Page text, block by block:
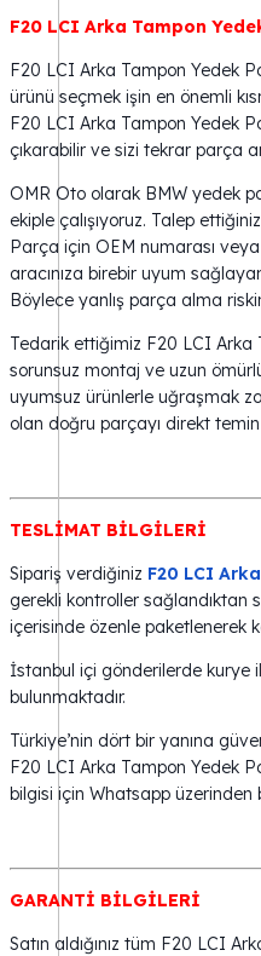
F20 LCI Arka Tampon
F20 LCI Arka Tampon Yedek
ürünü seçmek işin en önemli
F20 LCI Arka Tampon Yedek
çıkarabilir ve sizi tekrar parça
OMR Oto olarak BMW yedek
ekiple çalışıyoruz. Talep
Parça için OEM numarası
aracınıza birebir uyum
Böylece yanlış parça alma
Tedarik ettiğimiz F20 LCI Arka
sorunsuz montaj ve uzun
uyumsuz ürünlerle uğraşmak
olan doğru parçayı direkt
TESLİMAT BİLGİLERİ
Sipariş verdiğiniz F20 LCI
gerekli kontroller sağlandıktan
içerisinde özenle paketlenerek
İstanbul içi gönderilerde kurye
bulunmaktadır.
Türkiye’nin dört bir yanına
F20 LCI Arka Tampon Yedek
bilgisi için Whatsapp üzerinden
GARANTİ BİLGİLERİ
Satın aldığınız tüm F20 LCI